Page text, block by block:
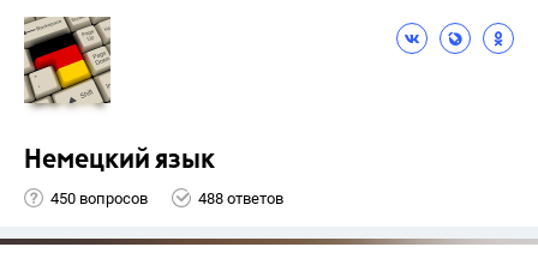
Немецкий язык
450 вопросов 488 ответов